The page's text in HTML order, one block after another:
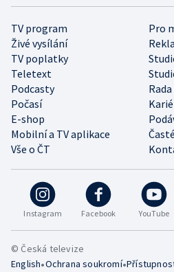
Instagram Facebook YouTube
TV program
Pro
Živé vysílání
TV poplatky
Teletext
Podcasty
Rada
Počasí
E-shop
Mobilní a TV aplikace
Vše o ČT
© Česká televize
English•Ochrana soukromí•